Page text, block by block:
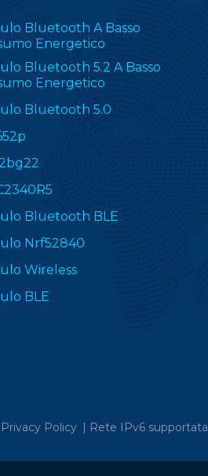
Bluetooth A Basso
Energetico
Bluetooth 5.2 A Basso
Energetico
Bluetooth 5.0
Bluetooth BLE
Nrf52840
Wireless
BLE
Privacy Policy | Rete IPv6 supportata